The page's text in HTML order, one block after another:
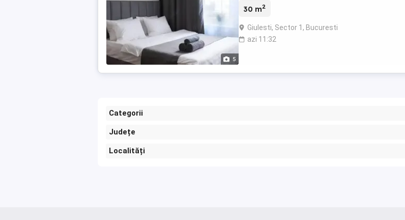
5
30 m2
Giulesti, Sector 1, Bucuresti
azi 11:32
Categorii
Județe
Localități